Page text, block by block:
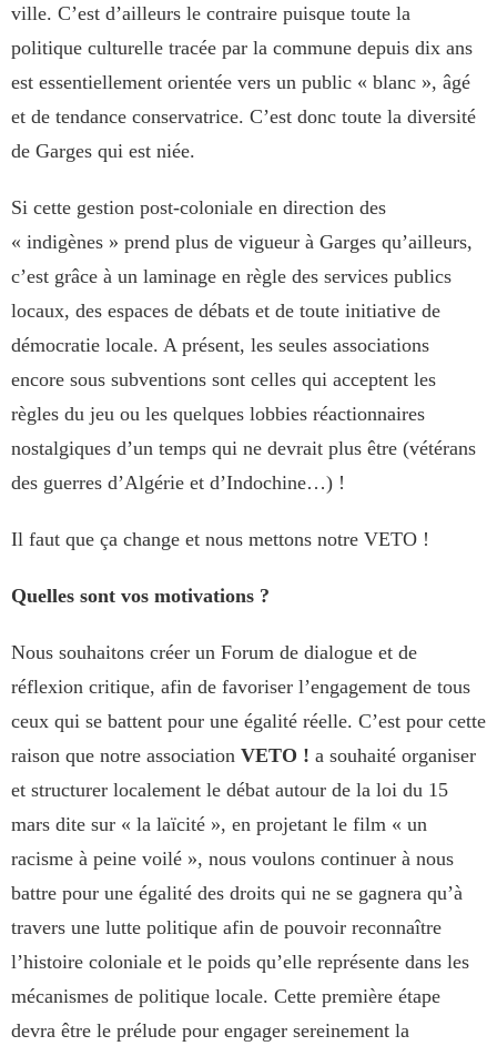
ville. C’est d’ailleurs le contraire puisque toute la
politique culturelle tracée par la commune depuis dix ans
est essentiellement orientée vers un public « blanc », âgé
et de tendance conservatrice. C’est donc toute la diversité
de Garges qui est niée.
Si cette gestion post-coloniale en direction des
« indigènes » prend plus de vigueur à Garges qu’ailleurs,
c’est grâce à un laminage en règle des services publics
locaux, des espaces de débats et de toute initiative de
démocratie locale. A présent, les seules associations
encore sous subventions sont celles qui acceptent les
règles du jeu ou les quelques lobbies réactionnaires
nostalgiques d’un temps qui ne devrait plus être (vétérans
des guerres d’Algérie et d’Indochine…) !
Il faut que ça change et nous mettons notre VETO !
Quelles sont vos motivations ?
Nous souhaitons créer un Forum de dialogue et de
réflexion critique, afin de favoriser l’engagement de tous
ceux qui se battent pour une égalité réelle. C’est pour cette
raison que notre association VETO ! a souhaité organiser
et structurer localement le débat autour de la loi du 15
mars dite sur « la laïcité », en projetant le film « un
racisme à peine voilé », nous voulons continuer à nous
battre pour une égalité des droits qui ne se gagnera qu’à
travers une lutte politique afin de pouvoir reconnaître
l’histoire coloniale et le poids qu’elle représente dans les
mécanismes de politique locale. Cette première étape
devra être le prélude pour engager sereinement la